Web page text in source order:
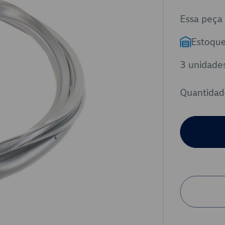
Essa
3